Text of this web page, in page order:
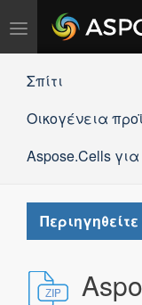
Εναλλαγή
πλοήγησης
Σπίτι
Οικογένεια
Aspose.Cells